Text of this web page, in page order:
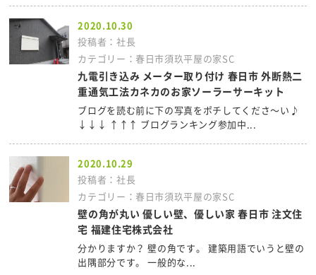
2020.10.30
投稿者：社長
カテゴリー：春日市須玖平屋の家SC
九電引き込み メーター取り付け 春日市 外断熱二
重通気工法カネカのお家ソーラーサーキット
ブログを読む前に下の写真をポチしてくださ～い♪
↓↓↓ ↑↑↑ ブログランキング参加中...
2020.10.29
投稿者：社長
カテゴリー：春日市須玖平屋の家SC
壁の角が丸い 優しい壁、優しい家 春日市 注文住
宅 福建住宅株式会社
分かりますか？ 壁の角です。 建築用語でいうと壁の
出隅部分です。 一般的な...